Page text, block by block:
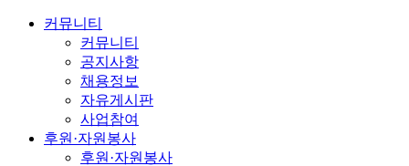
커뮤니티
커뮤니티
공지사항
채용정보
자유게시판
사업참여
후원·자원봉사
후원·자원봉사